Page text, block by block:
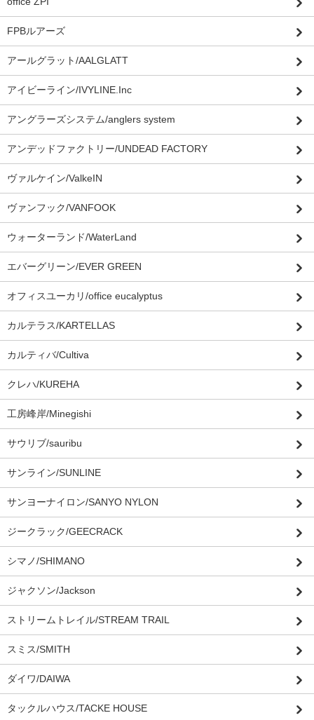
FPBルアーズ
アールグラット/AALGLATT
アイビーライン/IVYLINE.Inc
アングラーズシステム/anglers system
アンデッドファクトリー/UNDEAD FACTORY
ヴァルケイン/ValkeIN
ヴァンフック/VANFOOK
ウォーターランド/WaterLand
エバーグリーン/EVER GREEN
オフィスユーカリ/office eucalyptus
カルテラス/KARTELLAS
カルティバ/Cultiva
クレハ/KUREHA
工房峰岸/Minegishi
サウリブ/sauribu
サンライン/SUNLINE
サンヨーナイロン/SANYO NYLON
ジークラック/GEECRACK
シマノ/SHIMANO
ジャクソン/Jackson
ストリームトレイル/STREAM TRAIL
スミス/SMITH
ダイワ/DAIWA
タックルハウス/TACKE HOUSE